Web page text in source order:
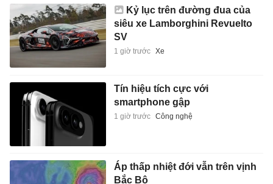
Kỷ lục trên đường đua của
siêu xe Lamborghini Revuelto
SV
1 giờ trước Xe
Tín hiệu tích cực với
smartphone gập
1 giờ trước Công nghệ
Áp thấp nhiệt đới vẫn trên vịnh
Bắc Bộ